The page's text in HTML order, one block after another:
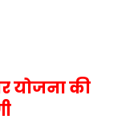
योजना की